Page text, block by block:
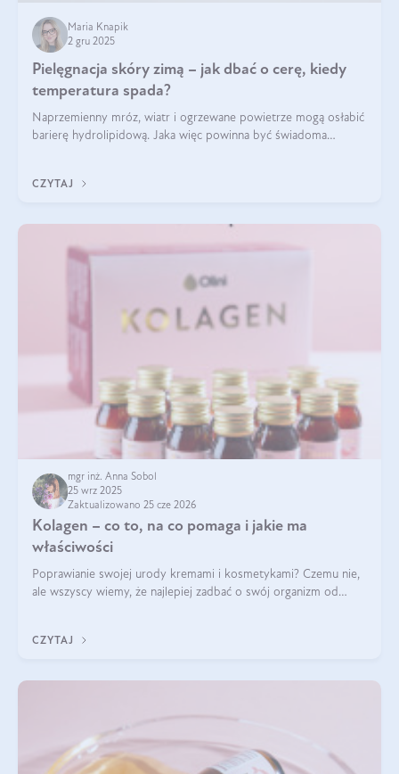
Maria Knapik
2 gru 2025
Pielęgnacja skóry zimą – jak dbać o cerę, kiedy
temperatura spada?
Naprzemienny mróz, wiatr i ogrzewane powietrze mogą osłabić
barierę hydrolipidową. Jaka więc powinna być świadoma
CZYTAJ
mgr inż. Anna Sobol
25 wrz 2025
Zaktualizowano 25 cze 2026
Kolagen – co to, na co pomaga i jakie ma
właściwości
Poprawianie swojej urody kremami i kosmetykami? Czemu nie,
ale wszyscy wiemy, że najlepiej zadbać o swój organizm od
wysokiej jakości suplem
CZYTAJ